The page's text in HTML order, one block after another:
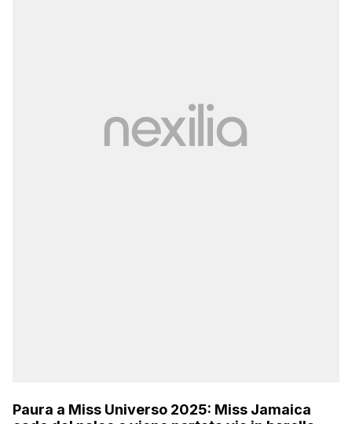
Paura a Miss Universo 2025: Miss Jamaica